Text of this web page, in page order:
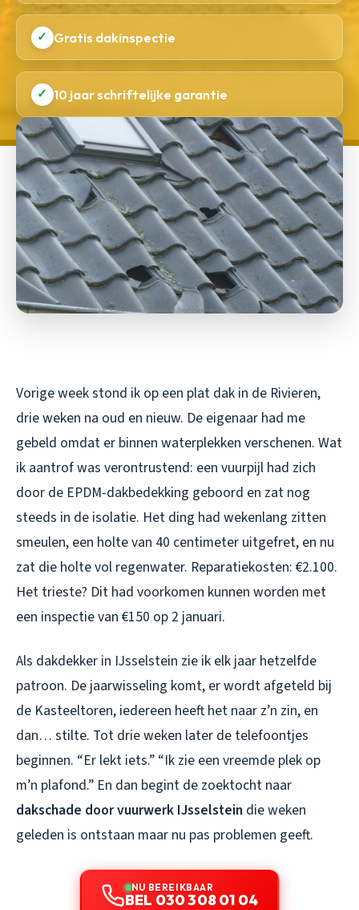
✓ Gratis dakinspectie
✓ 10 jaar schriftelijke garantie
Vorige week stond ik op een plat dak in de Rivieren,
drie weken na oud en nieuw. De eigenaar had me
gebeld omdat er binnen waterplekken verschenen. Wat
ik aantrof was verontrustend: een vuurpijl had zich
door de EPDM-dakbedekking geboord en zat nog
steeds in de isolatie. Het ding had wekenlang zitten
smeulen, een holte van 40 centimeter uitgefret, en nu
zat die holte vol regenwater. Reparatiekosten: €2.100.
Het trieste? Dit had voorkomen kunnen worden met
een inspectie van €150 op 2 januari.
Als dakdekker in IJsselstein zie ik elk jaar hetzelfde
patroon. De jaarwisseling komt, er wordt afgeteld bij
de Kasteeltoren, iedereen heeft het naar z’n zin, en
dan… stilte. Tot drie weken later de telefoontjes
beginnen. “Er lekt iets.” “Ik zie een vreemde plek op
m’n plafond.” En dan begint de zoektocht naar
dakschade door vuurwerk IJsselstein die weken
geleden is ontstaan maar nu pas problemen geeft.
NU BEREIKBAAR
BEL 030 308 01 04